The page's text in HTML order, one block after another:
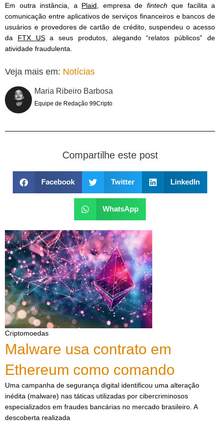
Em outra instância, a Plaid , empresa de fintech que facilita a
comunicação entre aplicativos de serviços financeiros e bancos de
usuários e provedores de cartão de crédito, suspendeu o acesso
da
FTX USa seus produtos, alegando “relatos públicos” de
atividade fraudulenta.
Veja mais em: Notícias
Maria Ribeiro Barbosa
Equipe de Redação 99Cripto
Compartilhe este post
Facebook Twitter LinkedIn
WhatsApp
Criptomoedas
Malware usa contrato em
Ethereum como comando
Uma campanha de segurança digital identificou uma alteração
inédita (malware) nas táticas utilizadas por cibercriminosos
especializados em fraudes bancárias no mercado brasileiro. A
descoberta realizada